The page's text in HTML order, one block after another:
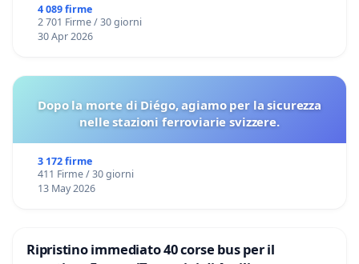
4 089 firme
2 701 Firme / 30 giorni
30 Apr 2026
Dopo la morte di Diégo, agiamo per la sicurezza
nelle stazioni ferroviarie svizzere.
3 172 firme
411 Firme / 30 giorni
13 May 2026
Ripristino immediato 40 corse bus per il